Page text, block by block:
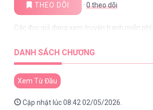
THEO DÕI ·0theo dõi
Các đọc giả đang xem truyện tranh miễn phí
DANH SÁCH CHƯƠNG
Xem Từ Đầu
Cập nhật lúc 08:42 02/05/2026.